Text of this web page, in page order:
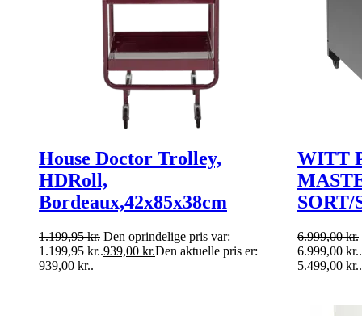
House Doctor Trolley,
HDRoll,
Bordeaux,42x85x38cm
1.199,95kr. Den oprindelige pris var:
1.199,95 kr..939,00 kr.Den aktuelle pris er:
939,00 kr..
WITT
SORT/
6.999,00kr.
6.999,00 kr..
5.499,00 kr..